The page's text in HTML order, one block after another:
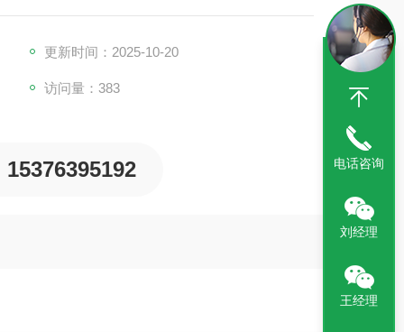
更新时间：2025-10-20
访问量：383
15376395192 电话咨询
刘经理
王经理